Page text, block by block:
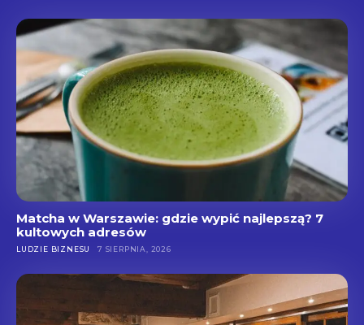
Matcha w Warszawie: gdzie wypić najlepszą? 7
kultowych adresów
LUDZIE BIZNESU 7 SIERPNIA, 2026